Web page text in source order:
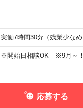
働7時間30分（残業少なめ
※開始日相談OK ※9月～！
応募する